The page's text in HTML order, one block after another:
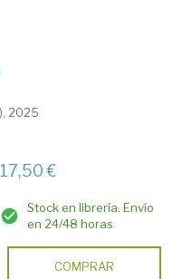
2025
17,50 €
Stock en librería. Envío
en 24/48 horas
COMPRAR